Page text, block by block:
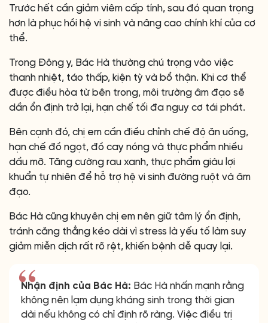
Trước hết cần giảm viêm cấp tính, sau đó quan trọng
hơn là phục hồi hệ vi sinh và nâng cao chính khí của cơ
thể.
Trong Đông y, Bác Hà thường chú trọng vào việc
thanh nhiệt, táo thấp, kiện tỳ và bổ thận. Khi cơ thể
được điều hòa từ bên trong, môi trường âm đạo sẽ
dần ổn định trở lại, hạn chế tối đa nguy cơ tái phát.
Bên cạnh đó, chị em cần điều chỉnh chế độ ăn uống,
hạn chế đồ ngọt, đồ cay nóng và thực phẩm nhiều
dầu mỡ. Tăng cường rau xanh, thực phẩm giàu lợi
khuẩn tự nhiên để hỗ trợ hệ vi sinh đường ruột và âm
đạo.
Bác Hà cũng khuyên chị em nên giữ tâm lý ổn định,
tránh căng thẳng kéo dài vì stress là yếu tố làm suy
giảm miễn dịch rất rõ rệt, khiến bệnh dễ quay lại.
Nhận định của Bác Hà: Bác Hà nhấn mạnh rằng
không nên lạm dụng kháng sinh trong thời gian
dài nếu không có chỉ định rõ ràng. Việc điều trị